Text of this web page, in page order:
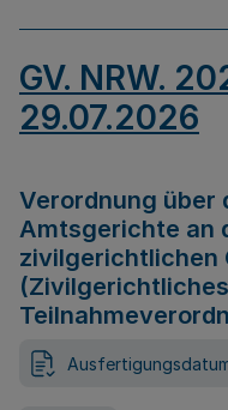
GV. NRW.
29.07.2026
Verordnung über
Amtsgerichte an
zivilgerichtlichen